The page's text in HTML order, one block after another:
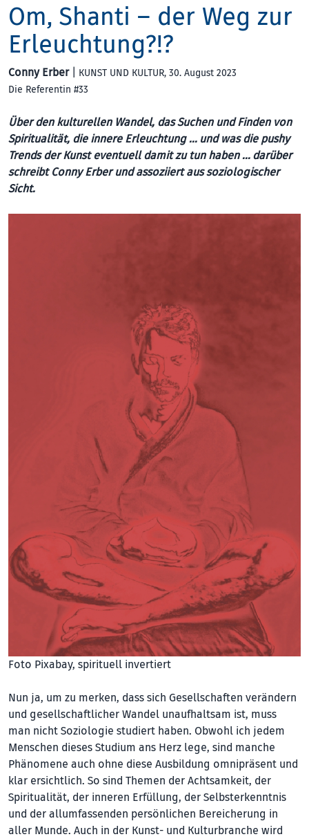
Om, Shanti – der Weg zur
Erleuchtung?!?
Conny Erber| KUNST UND KULTUR, 30. August 2023
Die Referentin #33
Über den kulturellen Wandel, das Suchen und Finden von
Spiritualität, die innere Erleuchtung … und was die pushy
Trends der Kunst eventuell damit zu tun haben … darüber
schreibt Conny Erber und assoziiert aus soziologischer
Sicht.
Foto Pixabay, spirituell invertiert
Nun ja, um zu merken, dass sich Gesellschaften verändern
und gesellschaftlicher Wandel unaufhaltsam ist, muss
man nicht Soziologie studiert haben. Obwohl ich jedem
Menschen dieses Studium ans Herz lege, sind manche
Phänomene auch ohne diese Ausbildung omnipräsent und
klar ersichtlich. So sind Themen der Achtsamkeit, der
Spiritualität, der inneren Erfüllung, der Selbsterkenntnis
und der allumfassenden persönlichen Bereicherung in
aller Munde. Auch in der Kunst- und Kulturbranche wird